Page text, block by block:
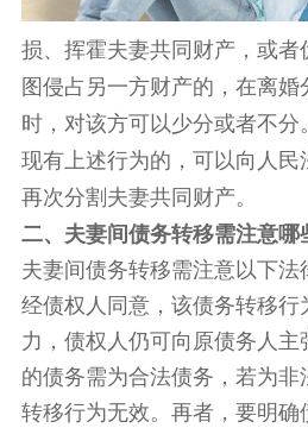
损、挥霍夫妻共同财产，或者
图侵占另一方财产的，在离
时，对该方可以少分或者不
现有上述行为的，可以向人民
再次分割夫妻共同财产。
二、夫妻间债务转移需注意哪
夫妻间债务转移需注意以下法
经债权人同意，该债务转移行
力，债权人仍可向原债务人主
的债务需为合法债务，若为非
转移行为无效。再者，要明确